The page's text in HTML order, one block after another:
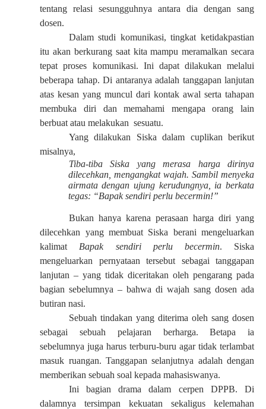
tentang relasi sesungguhnya antara dia dengan sang
dosen.
Dalam studi komunikasi, tingkat ketidakpastian
itu akan berkurang saat kita mampu meramalkan secara
tepat proses komunikasi. Ini dapat dilakukan melalui
beberapa tahap. Di antaranya adalah tanggapan lanjutan
atas kesan yang muncul dari kontak awal serta tahapan
membuka diri dan memahami mengapa orang lain
berbuat atau melakukan sesuatu.
Yang dilakukan Siska dalam cuplikan berikut
misalnya,
Tiba-tiba Siska yang merasa harga dirinya
dilecehkan, mengangkat wajah. Sambil menyeka
airmata dengan ujung kerudungnya, ia berkata
tegas: “Bapak sendiri perlu becermin!”
Bukan hanya karena perasaan harga diri yang
dilecehkan yang membuat Siska berani mengeluarkan
kalimat Bapak sendiri perlu becermin. Siska
mengeluarkan pernyataan tersebut sebagai tanggapan
lanjutan – yang tidak diceritakan oleh pengarang pada
bagian sebelumnya – bahwa di wajah sang dosen ada
butiran nasi.
Sebuah tindakan yang diterima oleh sang dosen
sebagai sebuah pelajaran berharga. Betapa ia
sebelumnya juga harus terburu-buru agar tidak terlambat
masuk ruangan. Tanggapan selanjutnya adalah dengan
memberikan sebuah soal kepada mahasiswanya.
Ini bagian drama dalam cerpen DPPB. Di
dalamnya tersimpan kekuatan sekaligus kelemahan